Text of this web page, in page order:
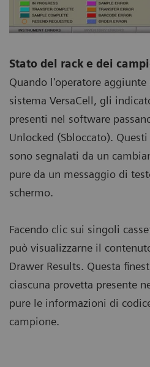
Stato del rack e dei
Quando l'operatore
sistema VersaCell, gli
presenti nel software
Unlocked (Sbloccato).
sono segnalati da un
pure da un messaggio di
schermo.
Facendo clic sui singoli
può visualizzarne il
Drawer Results. Questa
ciascuna provetta presente
pure le informazioni di
campione.